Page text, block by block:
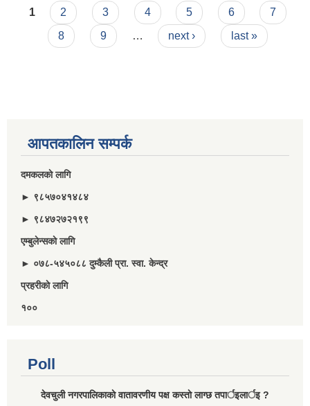
Pages
1 2 3 4 5 6
7
8
9 … next › last »
आपतकालिन सम्पर्क
दमकलकाे लागि
► ९८५७०४१४८४
► ९८४७२७२१९९
एम्बुलेन्सकाे लागि
► ०७८-५४५०८८ दुम्कैली प्रा. स्वा. केन्द्र
प्रहरीकाे लागि
१००
Poll
देवचुली नगरपालिकाकाे वातावरणीय पक्ष कस्ताे लाग्छ तपार्इलार्इ ?